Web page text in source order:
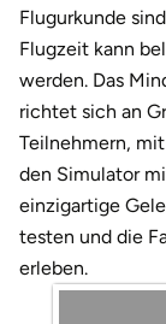
Flugurkunde
Flugzeit kann
werden. Das
richtet sich an
Teilnehmern,
den Simulator
einzigartige
testen und die
erleben.
Dorsten
Dortmund
Dresden
Duisburg
Düsseldorf